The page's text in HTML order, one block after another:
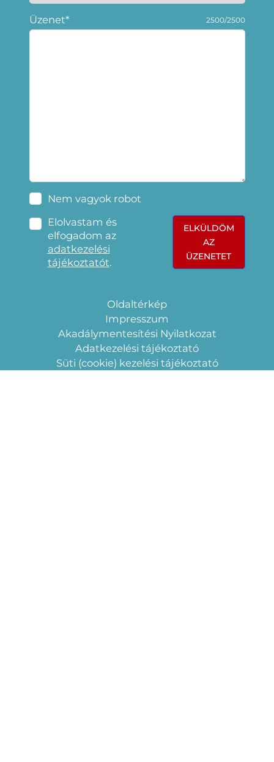
Üzenet* 2500/2500
Nem vagyok robot
Elolvastam és
elfogadom az
adatkezelési
tájékoztatót.
ELKÜLDÖM
AZ
ÜZENETET
Oldaltérkép
Impresszum
Akadálymentesítési Nyilatkozat
Adatkezelési tájékoztató
Süti (cookie) kezelési tájékoztató